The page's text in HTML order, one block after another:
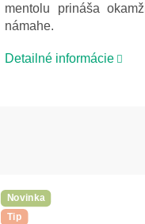
mentolu prináša
námahe.
Detailné informácie
Novinka
Tip